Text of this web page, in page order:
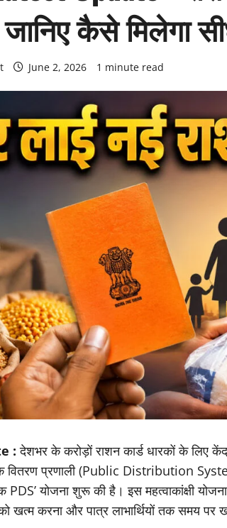
कैसे मिलेगा
June 2, 2026 1 minute read
: देशभर के करोड़ों राशन कार्ड धारकों के
प्रणाली (Public Distribution
PDS’ योजना शुरू की है। इस महत्वाकांक्षी
करना और पात्र लाभार्थियों तक समय पर